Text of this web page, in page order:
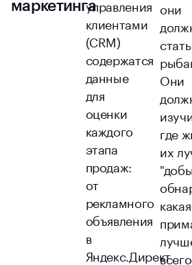
маркетингауправления
клиентами
(CRM)
содержатся
данные
для
оценки
каждого
этапа
продаж:
от
рекламного
объявления
в
Яндекс.Директ
они
стать
Они
где
их
какая
всего